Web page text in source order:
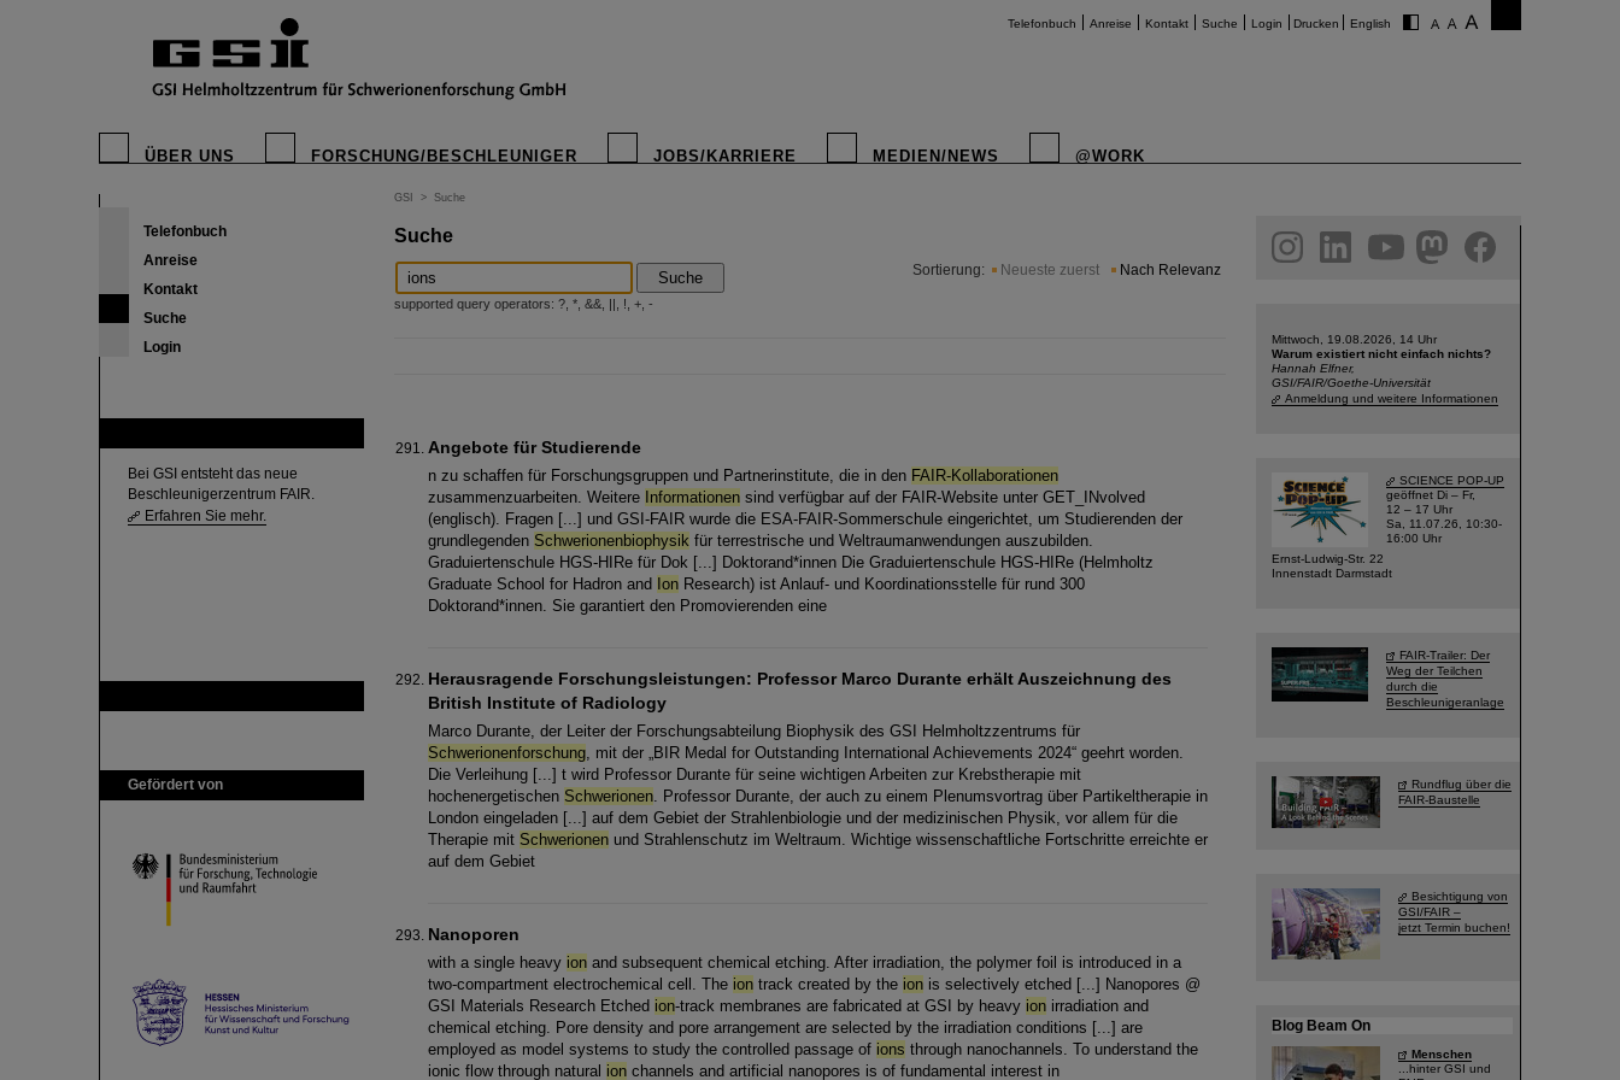
Telefonbuch Anreise Kontakt Suche Login Drucken English
ÜBER UNS FORSCHUNG/BESCHLEUNIGER JOBS/KARRIERE MEDIEN/NEWS @WORK
Telefonbuch
Anreise
Kontakt
Suche
Login
Bei GSI entsteht das neue
Beschleunigerzentrum FAIR.
Erfahren Sie mehr.
Gefördert von
GSI > Suche
Suche
Suche
supported query operators: ?, *, &&, ||, !, +, -
Sortierung: Neueste zuerst Nach Relevanz
Angebote für Studierende
n zu schaffen für Forschungsgruppen und Partnerinstitute, die in den FAIR-Kollaborationen
zusammenzuarbeiten. Weitere Informationen sind verfügbar auf der FAIR-Website unter GET_INvolved
(englisch). Fragen [...] und GSI-FAIR wurde die ESA-FAIR-Sommerschule eingerichtet, um Studierenden der
grundlegenden Schwerionenbiophysik für terrestrische und Weltraumanwendungen auszubilden.
Graduiertenschule HGS-HIRe für Dok [...] Doktorand*innen Die Graduiertenschule HGS-HIRe (Helmholtz
Graduate School for Hadron and Ion Research) ist Anlauf- und Koordinationsstelle für rund 300
Doktorand*innen. Sie garantiert den Promovierenden eine
Herausragende Forschungsleistungen: Professor Marco Durante erhält Auszeichnung des
British Institute of Radiology
Marco Durante, der Leiter der Forschungsabteilung Biophysik des GSI Helmholtzzentrums für
Schwerionenforschung, mit der „BIR Medal for Outstanding International Achievements 2024“ geehrt worden.
Die Verleihung [...] t wird Professor Durante für seine wichtigen Arbeiten zur Krebstherapie mit
hochenergetischen Schwerionen. Professor Durante, der auch zu einem Plenumsvortrag über Partikeltherapie in
London eingeladen [...] auf dem Gebiet der Strahlenbiologie und der medizinischen Physik, vor allem für die
Therapie mit Schwerionen und Strahlenschutz im Weltraum. Wichtige wissenschaftliche Fortschritte erreichte er
auf dem Gebiet
Nanoporen
with a single heavy ion and subsequent chemical etching. After irradiation, the polymer foil is introduced in a
two-compartment electrochemical cell. The ion track created by the ion is selectively etched [...] Nanopores @
GSI Materials Research Etched ion-track membranes are fabricated at GSI by heavy ion irradiation and
chemical etching. Pore density and pore arrangement are selected by the irradiation conditions [...] are
employed as model systems to study the controlled passage of ions through nanochannels. To understand the
ionic flow through natural ion channels and artificial nanopores is of fundamental interest in
facebook
Mittwoch, 19.08.2026, 14 Uhr
Warum existiert nicht einfach nichts?
Hannah Elfner,
GSI/FAIR/Goethe-Universität
Anmeldung und weitere Informationen
SCIENCE POP-UP
geöffnet Di – Fr,
12 – 17 Uhr
Sa, 11.07.26, 10:30-
16:00 Uhr
Ernst-Ludwig-Str. 22
Innenstadt Darmstadt
FAIR-Trailer: Der
Weg der Teilchen
durch die
Beschleunigeranlage
Rundflug über die
FAIR-Baustelle
Besichtigung von
GSI/FAIR –
jetzt Termin buchen!
Blog Beam On
Menschen
...hinter GSI und